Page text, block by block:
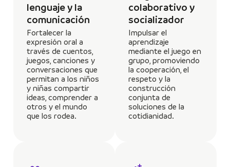
lenguaje y la
comunicación
Fortalecer la
expresión oral a
través de cuentos,
juegos, canciones y
conversaciones que
permitan a los niños
y niñas compartir
ideas, comprender a
otros y el mundo
que los rodea.
colaborativo y
socializador
Impulsar el
aprendizaje
mediante el juego en
grupo, promoviendo
la cooperación, el
respeto y la
construcción
conjunta de
soluciones de la
cotidianidad.